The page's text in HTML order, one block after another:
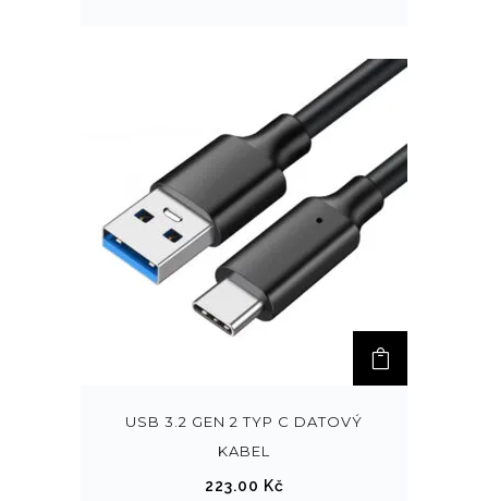
USB 3.2 GEN 2 TYP C DATOVÝ
KABEL
223.00 Kč